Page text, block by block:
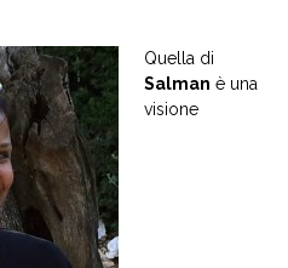
Quella di
Salman è una
visione